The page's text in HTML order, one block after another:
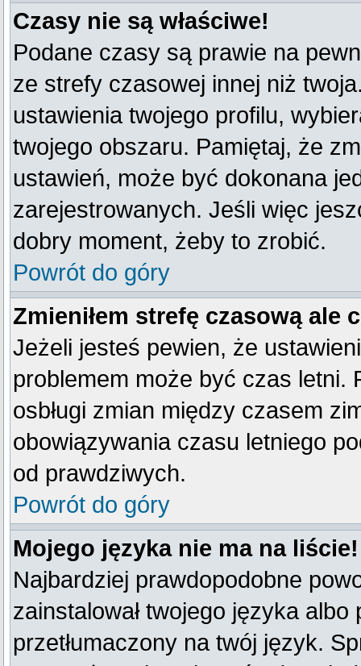
Czasy nie są właściwe!
Podane czasy są prawie na
ze strefy czasowej innej niż
ustawienia twojego profilu,
twojego obszaru. Pamiętaj, że
ustawień, może być dokonana
zarejestrowanych. Jeśli więc
dobry moment, żeby to zrobić.
Powrót do góry
Zmieniłem strefę czasową ale
Jeżeli jesteś pewien, że
problemem może być czas letni.
osbługi zmian między czasem
obowiązywania czasu letniego
od prawdziwych.
Powrót do góry
Mojego języka nie ma na liście!
Najbardziej prawdopodobne
zainstalował twojego języka
przetłumaczony na twój język.